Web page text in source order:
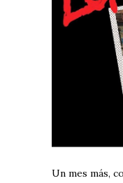
Un mes más,